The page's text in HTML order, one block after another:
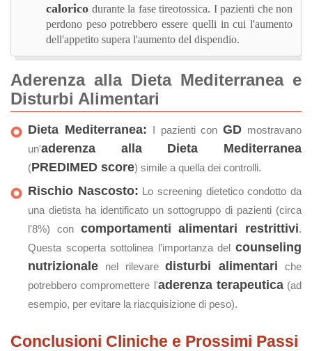
calorico durante la fase tireotossica. I pazienti che non
perdono peso potrebbero essere quelli in cui l'aumento
dell'appetito supera l'aumento del dispendio.
Aderenza alla Dieta Mediterranea e
Disturbi Alimentari
Dieta Mediterranea: I pazienti conGD mostravano
un'aderenza alla Dieta Mediterranea
(PREDIMED score) simile a quella dei controlli.
Rischio Nascosto: Lo screening dietetico condotto da
una dietista ha identificato un sottogruppo di pazienti (circa
l'8%) con comportamenti alimentari restrittivi.
Questa scoperta sottolinea l'importanza del counseling
nutrizionale nel rilevaredisturbi alimentari che
potrebbero compromettere l'aderenza terapeutica(ad
esempio, per evitare la riacquisizione di peso).
Conclusioni Cliniche e Prossimi Passi